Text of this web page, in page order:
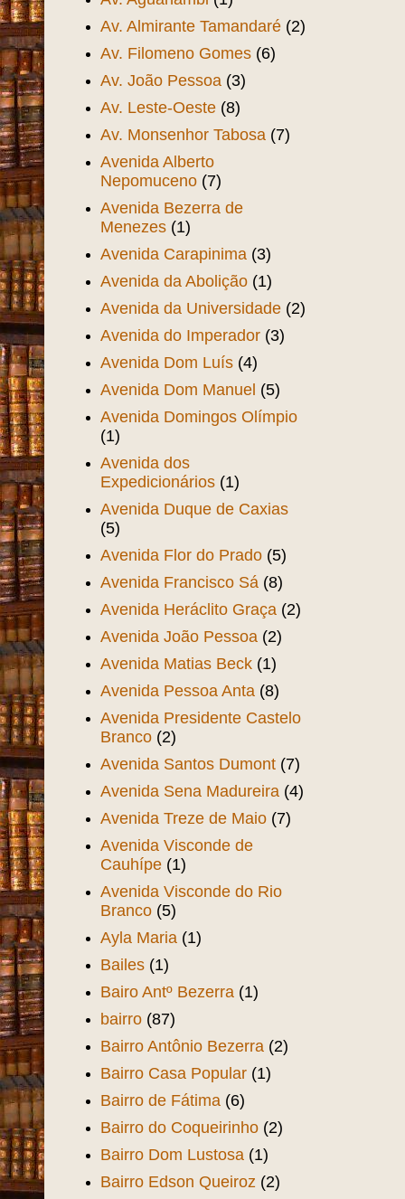
Av. Almirante Tamandaré (2)
Av. Filomeno Gomes (6)
Av. João Pessoa (3)
Av. Leste-Oeste (8)
Av. Monsenhor Tabosa (7)
Avenida Alberto
Nepomuceno (7)
Avenida Bezerra de
Menezes (1)
Avenida Carapinima (3)
Avenida da Abolição (1)
Avenida da Universidade (2)
Avenida do Imperador (3)
Avenida Dom Luís (4)
Avenida Dom Manuel (5)
Avenida Domingos Olímpio
(1)
Avenida dos
Expedicionários (1)
Avenida Duque de Caxias
(5)
Avenida Flor do Prado (5)
Avenida Francisco Sá (8)
Avenida Heráclito Graça (2)
Avenida João Pessoa (2)
Avenida Matias Beck (1)
Avenida Pessoa Anta (8)
Avenida Presidente Castelo
Branco (2)
Avenida Santos Dumont (7)
Avenida Sena Madureira (4)
Avenida Treze de Maio (7)
Avenida Visconde de
Cauhípe (1)
Avenida Visconde do Rio
Branco (5)
Ayla Maria (1)
Bailes (1)
Bairo Antº Bezerra (1)
bairro (87)
Bairro Antônio Bezerra (2)
Bairro Casa Popular (1)
Bairro de Fátima (6)
Bairro do Coqueirinho (2)
Bairro Dom Lustosa (1)
Bairro Edson Queiroz (2)